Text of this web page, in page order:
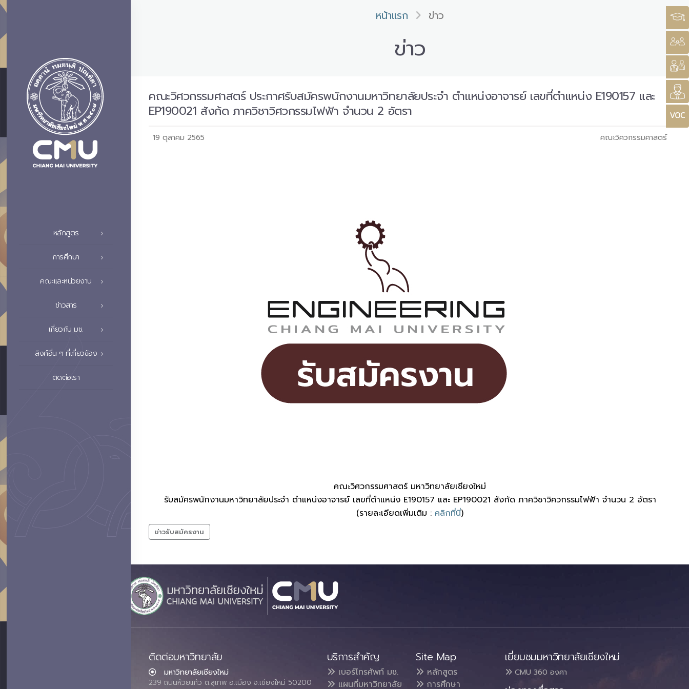
หลักสูตร
การศึกษา
คณะและหน่วยงาน
ข่าวสาร
เกี่ยวกับ มช.
ลิงค์อื่น ๆ ที่เกี่ยวข้อง
ติดต่อเรา
หน้าแรก ข่าว
ข่าว
คณะวิศวกรรมศาสตร์ ประกาศรับสมัครพนักงานมหาวิทยาลัยประจำ ตำแหน่งอาจารย์ เลขที่ตำแหน่ง E190157 และ
EP190021 สังก้ด ภาควิชาวิศวกรรมไฟฟ้า จำนวน 2 อัตรา
19 ตุลาคม 2565 คณะวิศวกรรมศาสตร์
คณะวิศวกรรมศาสตร์ มหาวิทยาลัยเชียงใหม่
รับสมัครพนักงานมหาวิทยาลัยประจำ ตำแหน่งอาจารย์ เลขที่ตำแหน่ง E190157 และ EP190021 สังก้ด ภาควิชาวิศวกรรมไฟฟ้า จำนวน 2 อัตรา
(รายละเอียดเพิ่มเติม : คลิกที่นี่)
ข่าวรับสมัครงาน
ติดต่อมหาวิทยาลัย
มหาวิทยาลัยเชียงใหม่
239 ถนนห้วยแก้ว ต.สุเทพ อ.เมือง จ.เชียงใหม่ 50200
บริการสำคัญ
เบอร์โทรศัพท์ มช.
แผนที่มหาวิทยาลัย
Site Map
หลักสูตร
การศึกษา
เยี่ยมชมมหาวิทยาลัยเชียงใหม่
CMU 360 องศา